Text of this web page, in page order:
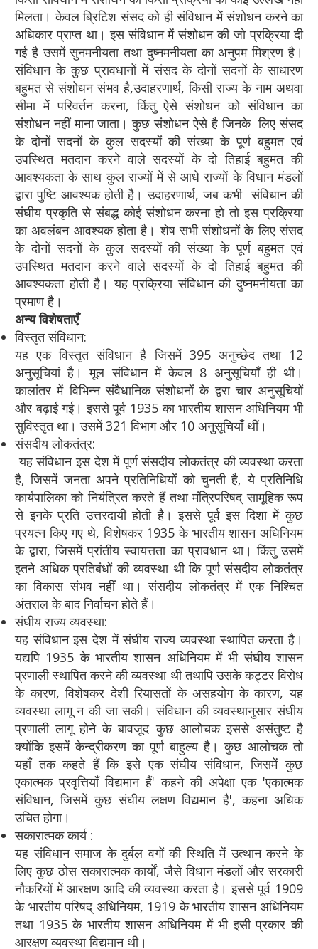
मिलता। केवल ब्रिटिश संसद को ही संविधान में संशोधन करने का
अधिकार प्राप्त था। इस संविधान में संशोधन की जो प्रक्रिया दी
गई है उसमें सुनमनीयता तथा दुष्नमनीयता का अनुपम मिश्रण है।
संविधान के कुछ प्रावधानों में संसद के दोनों सदनों के साधारण
बहुमत से संशोधन संभव है,उदाहरणार्थ, किसी राज्य के नाम अथवा
सीमा में परिवर्तन करना, किंतु ऐसे संशोधन को संविधान का
संशोधन नहीं माना जाता। कुछ संशोधन ऐसे है जिनके लिए संसद
के दोनों सदनों के कुल सदस्यों की संख्या के पूर्ण बहुमत एवं
उपस्थित मतदान करने वाले सदस्यों के दो तिहाई बहुमत की
आवश्यकता के साथ कुल राज्यों में से आधे राज्यों के विधान मंडलों
द्वारा पुष्टि आवश्यक होती है। उदाहरणार्थ, जब कभी संविधान की
संघीय प्रकृति से संबद्ध कोई संशोधन करना हो तो इस प्रक्रिया
का अवलंबन आवश्यक होता है। शेष सभी संशोधनों के लिए संसद
के दोनों सदनों के कुल सदस्यों की संख्या के पूर्ण बहुमत एवं
उपस्थित मतदान करने वाले सदस्यों के दो तिहाई बहुमत की
आवश्यकता होती है। यह प्रक्रिया संविधान की दुष्नमनीयता का
प्रमाण है।
अन्य विशेषताएँ
विस्तृत संविधान:
यह एक विस्तृत संविधान है जिसमें 395 अनुच्छेद तथा 12
अनुसूचियां है। मूल संविधान में केवल 8 अनुसूचियाँ ही थी।
कालांतर में विभिन्न संवैधानिक संशोधनों के द्वरा चार अनुसूचियों
और बढ़ाई गई। इससे पूर्व 1935 का भारतीय शासन अधिनियम भी
सुविस्तृत था। उसमें 321 विभाग और 10 अनुसूचियाँ थीं।
संसदीय लोकतंत्र:
यह संविधान इस देश में पूर्ण संसदीय लोकतंत्र की व्यवस्था करता
है, जिसमें जनता अपने प्रतिनिधियों को चुनती है, ये प्रतिनिधि
कार्यपालिका को नियंत्रित करते हैं तथा मंत्रिपरिषद् सामूहिक रूप
से इनके प्रति उत्तरदायी होती है। इससे पूर्व इस दिशा में कुछ
प्रयत्न किए गए थे, विशेषकर 1935 के भारतीय शासन अधिनियम
के द्वारा, जिसमें प्रांतीय स्वायत्तता का प्रावधान था। किंतु उसमें
इतने अधिक प्रतिबंधों की व्यवस्था थी कि पूर्ण संसदीय लोकतंत्र
का विकास संभव नहीं था। संसदीय लोकतंत्र में एक निश्चित
अंतराल के बाद निर्वाचन होते हैं।
संघीय राज्य व्यवस्था:
यह संविधान इस देश में संघीय राज्य व्यवस्था स्थापित करता है।
यद्यपि 1935 के भारतीय शासन अधिनियम में भी संघीय शासन
प्रणाली स्थापित करने की व्यवस्था थी तथापि उसके कट्टर विरोध
के कारण, विशेषकर देशी रियासतों के असहयोग के कारण, यह
व्यवस्था लागू न की जा सकी। संविधान की व्यवस्थानुसार संघीय
प्रणाली लागू होने के बावजूद कुछ आलोचक इससे असंतुष्ट है
क्योंकि इसमें केन्द्रीकरण का पूर्ण बाहुल्य है। कुछ आलोचक तो
यहाँ तक कहते हैं कि इसे एक संघीय संविधान, जिसमें कुछ
एकात्मक प्रवृत्तियाँ विद्यमान हैं' कहने की अपेक्षा एक 'एकात्मक
संविधान, जिसमें कुछ संघीय लक्षण विद्यमान है', कहना अधिक
उचित होगा।
सकारात्मक कार्य :
यह संविधान समाज के दुर्बल वगों की स्थिति में उत्थान करने के
लिए कुछ ठोस सकारात्मक कार्यों, जैसे विधान मंडलों और सरकारी
नौकरियों में आरक्षण आदि की व्यवस्था करता है। इससे पूर्व 1909
के भारतीय परिषद् अधिनियम, 1919 के भारतीय शासन अधिनियम
तथा 1935 के भारतीय शासन अधिनियम में भी इसी प्रकार की
आरक्षण व्यवस्था विद्यमान थी।